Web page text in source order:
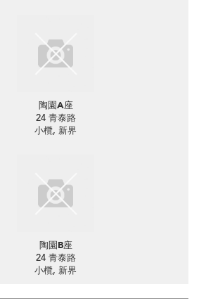
陶園A座
24 青泰路
小欖, 新界
陶園B座
24 青泰路
小欖, 新界